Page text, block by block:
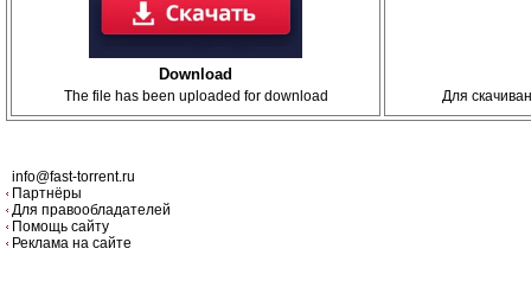
Download
The file has been uploaded for download Для
info@fast-torrent.ru
Партнёры
Для правообладателей
Помощь сайту
Реклама на сайте